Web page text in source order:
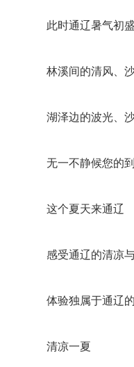
此时通辽暑气初
林溪间的清风、
湖泽边的波光、
无一不静候您的
这个夏天来通辽
感受通辽的清凉
体验独属于通辽
清凉一夏